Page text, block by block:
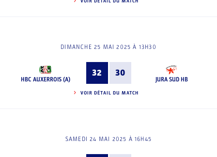
DIMANCHE 25 MAI 2025 À 13H30
HBC AUXERROIS (A)
32 30
JURA SUD HB
VOIR DÉTAIL DU MATCH
SAMEDI 24 MAI 2025 À 16H45